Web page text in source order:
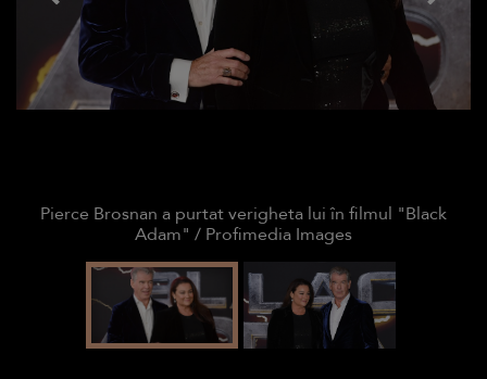
Pierce Brosnan a purtat verigheta lui în filmul "Black
Adam" / Profimedia Images